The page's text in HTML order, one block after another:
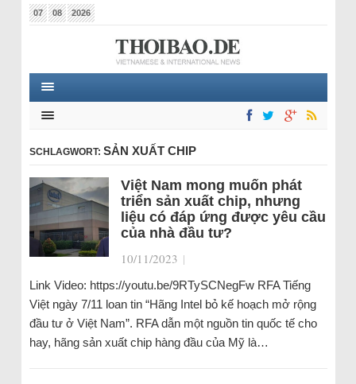
07 08 2026
SCHLAGWORT: SẢN XUẤT CHIP
Việt Nam mong muốn phát
triển sản xuất chip, nhưng
liệu có đáp ứng được yêu cầu
của nhà đầu tư?
10/11/2023 |
Link Video: https://youtu.be/9RTySCNegFw RFA Tiếng
Việt ngày 7/11 loan tin “Hãng Intel bỏ kế hoạch mở rộng
đầu tư ở Việt Nam”. RFA dẫn một nguồn tin quốc tế cho
hay, hãng sản xuất chip hàng đầu của Mỹ là…